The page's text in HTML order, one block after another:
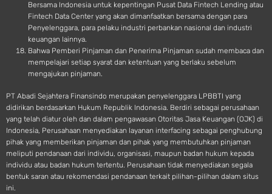
Bersama Indonesia untuk kepentingan Pusat Data Fintech Lending atau
Fintech Data Center yang akan dimanfaatkan bersama dengan para
Penyelenggara, para pelaku industri perbankan nasional dan industri
keuangan lainnya.
Bahwa Pemberi Pinjaman dan Penerima Pinjaman sudah membaca dan
mempelajari setiap syarat dan ketentuan yang berlaku sebelum
mengajukan pinjaman.
PT Abadi Sejahtera Finansindo merupakan penyelenggara LPBBTI yang
didirikan berdasarkan Hukum Republik Indonesia. Berdiri sebagai perusahaan
yang telah diatur oleh dan dalam pengawasan Otoritas Jasa Keuangan (OJK) di
Indonesia, Perusahaan menyediakan layanan interfacing sebagai penghubung
pihak yang memberikan pinjaman dan pihak yang membutuhkan pinjaman
meliputi pendanaan dari individu, organisasi, maupun badan hukum kepada
individu atau badan hukum tertentu. Perusahaan tidak menyediakan segala
bentuk saran atau rekomendasi pendanaan terkait pilihan-pilihan dalam situs
ini.